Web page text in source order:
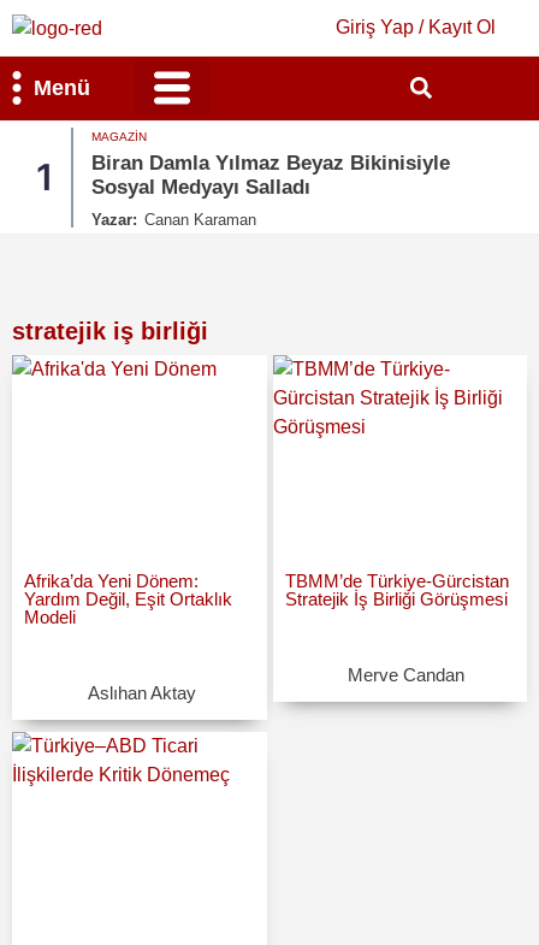
Giriş Yap / Kayıt Ol
Menü
1
MAGAZIN
Biran Damla Yılmaz Beyaz Bikinisiyle
Sosyal Medyayı Salladı
Yazar: Canan Karaman
stratejik iş birliği
Afrika’da Yeni Dönem:
Yardım Değil, Eşit Ortaklık
Modeli
Aslıhan Aktay
TBMM’de Türkiye-Gürcistan
Stratejik İş Birliği Görüşmesi
Merve Candan